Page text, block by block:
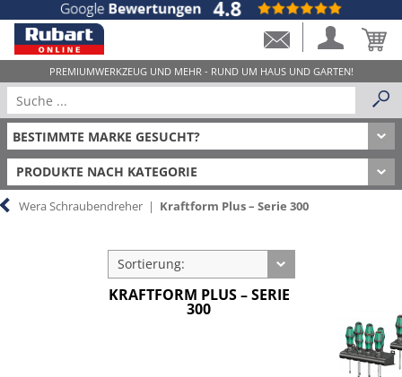
PRODUKTE NACH KATEGORIE
Wera Schraubendreher | Kraftform Plus – Serie 300
Sortierung:
KRAFTFORM PLUS – SERIE
300